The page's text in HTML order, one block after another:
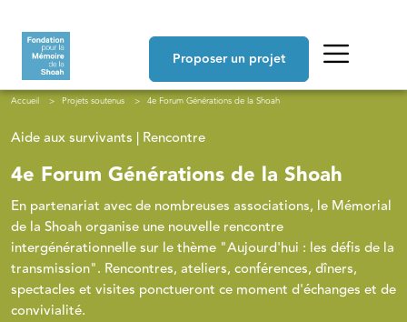
Proposer un projet
Fil d'Ariane
Accueil Projets soutenus 4e Forum Générations de la Shoah
Aide aux survivants | Rencontre
4e Forum Générations de la Shoah
En partenariat avec de nombreuses associations, le Mémorial
de la Shoah organise une nouvelle rencontre
intergénérationnelle sur le thème "Aujourd'hui : les défis de la
transmission". Rencontres, ateliers, conférences, dîners,
spectacles et visites ponctueront ce moment d'échanges et de
convivialité.